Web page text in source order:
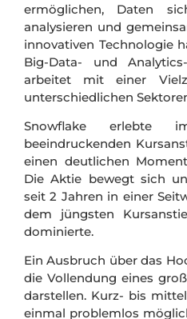
ermöglichen, Daten
analysieren und
innovativen Technologie
Big-Data- und
arbeitet mit einer
unterschiedlichen
Snowflake erlebte
beeindruckenden
einen deutlichen
Die Aktie bewegt sich
seit 2 Jahren in einer
dem jüngsten
dominierte.
Ein Ausbruch über das
die Vollendung eines
darstellen. Kurz- bis
einmal problemlos